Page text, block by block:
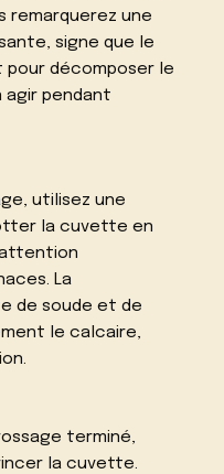
remarquerez une
signe que le
décomposer le
agir pendant
utilisez une
la cuvette en
La
de soude et de
le calcaire,
terminé,
la cuvette.